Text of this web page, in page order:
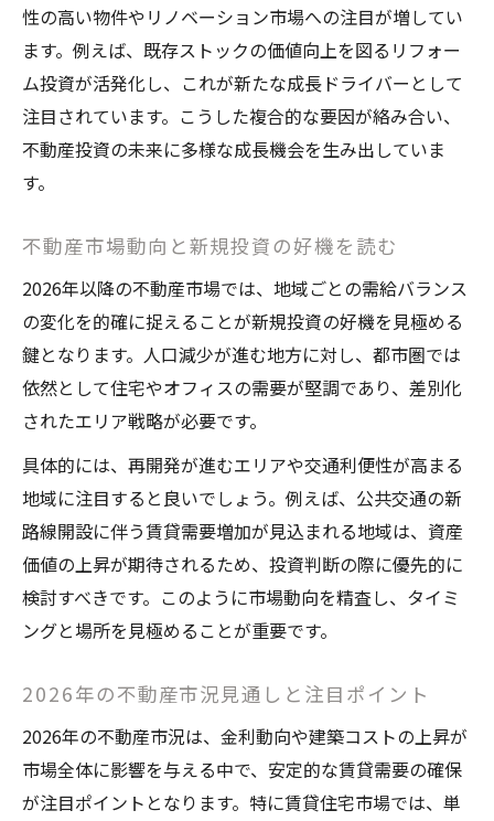
性の高い物件やリノベーション市場への注目が増してい
ます。例えば、既存ストックの価値向上を図るリフォー
ム投資が活発化し、これが新たな成長ドライバーとして
注目されています。こうした複合的な要因が絡み合い、
不動産投資の未来に多様な成長機会を生み出していま
す。
不動産市場動向と新規投資の好機を読む
2026年以降の不動産市場では、地域ごとの需給バランス
の変化を的確に捉えることが新規投資の好機を見極める
鍵となります。人口減少が進む地方に対し、都市圏では
依然として住宅やオフィスの需要が堅調であり、差別化
されたエリア戦略が必要です。
具体的には、再開発が進むエリアや交通利便性が高まる
地域に注目すると良いでしょう。例えば、公共交通の新
路線開設に伴う賃貸需要増加が見込まれる地域は、資産
価値の上昇が期待されるため、投資判断の際に優先的に
検討すべきです。このように市場動向を精査し、タイミ
ングと場所を見極めることが重要です。
2026年の不動産市況見通しと注目ポイント
2026年の不動産市況は、金利動向や建築コストの上昇が
市場全体に影響を与える中で、安定的な賃貸需要の確保
が注目ポイントとなります。特に賃貸住宅市場では、単